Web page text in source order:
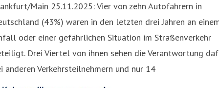
Main 25.11.2025: Vier von zehn Autofahrern in
(43%) waren in den letzten drei Jahren an
oder einer gefährlichen Situation im Straßenverkehr
Drei Viertel von ihnen sehen die Verantwortung
anderen Verkehrsteilnehmern und nur 14